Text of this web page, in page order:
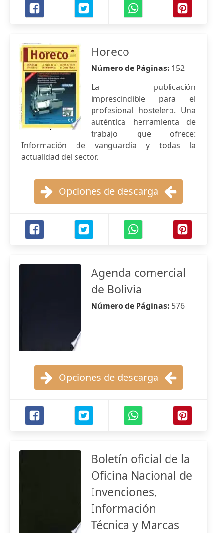
Horeco
Número de Páginas: 152
La publicación
imprescindible para el
profesional hostelero. Una
auténtica herramienta de
trabajo que ofrece:
Información de vanguardia y todas la
actualidad del sector.
Opciones de descarga
Agenda comercial
de Bolivia
Número de Páginas: 576
Opciones de descarga
Boletín oficial de la
Oficina Nacional de
Invenciones,
Información
Técnica y Marcas